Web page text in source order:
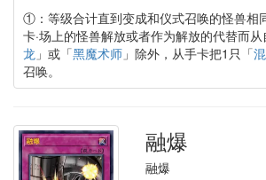
①：等级合计直到变成和仪式召唤的怪兽相
卡·场上的怪兽解放或者作为解放的代替而
龙 」或「黑魔术师」除外，从手卡把1只「
召唤。
融爆
融爆